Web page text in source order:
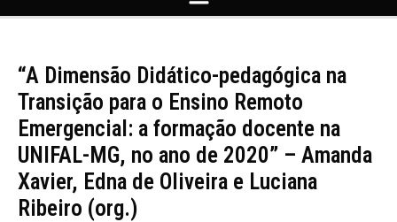
“A Dimensão Didático-pedagógica na
Transição para o Ensino Remoto
Emergencial: a formação docente na
UNIFAL-MG, no ano de 2020” – Amanda
Xavier, Edna de Oliveira e Luciana
Ribeiro (org.)